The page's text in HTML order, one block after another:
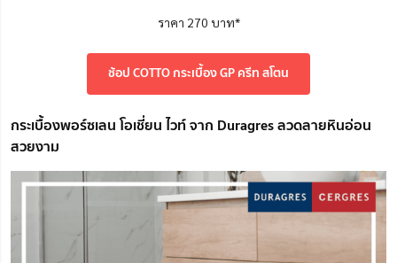
ราคา 270 บาท*
ช้อป COTTO กระเบื้อง GP ครีท สโตน
กระเบื้องพอร์ซเลน โอเชี่ยน ไวท์ จาก Duragres ลวดลายหินอ่อน
สวยงาม